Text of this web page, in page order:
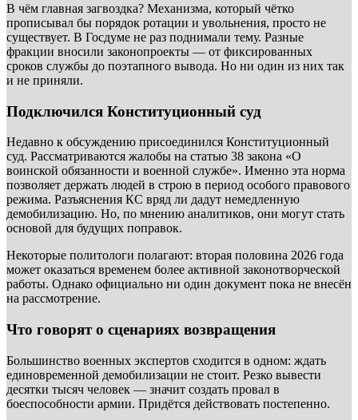
В чём главная загвоздка? Механизма, который чётко
прописывал бы порядок ротации и увольнения, просто не
существует. В Госдуме не раз поднимали тему. Разные
фракции вносили законопроекты — от фиксированных
сроков службы до поэтапного вывода. Но ни один из них так
и не приняли.
Подключился Конституционный суд
Недавно к обсуждению присоединился Конституционный
суд. Рассматриваются жалобы на статью 38 закона «О
воинской обязанности и военной службе». Именно эта норма
позволяет держать людей в строю в период особого правового
режима. Разъяснения КС вряд ли дадут немедленную
демобилизацию. Но, по мнению аналитиков, они могут стать
основой для будущих поправок.
Некоторые политологи полагают: вторая половина 2026 года
может оказаться временем более активной законотворческой
работы. Однако официально ни один документ пока не внесён
на рассмотрение.
Что говорят о сценариях возвращения
Большинство военных экспертов сходится в одном: ждать
единовременной демобилизации не стоит. Резко вывести
десятки тысяч человек — значит создать провал в
боеспособности армии. Придётся действовать постепенно.